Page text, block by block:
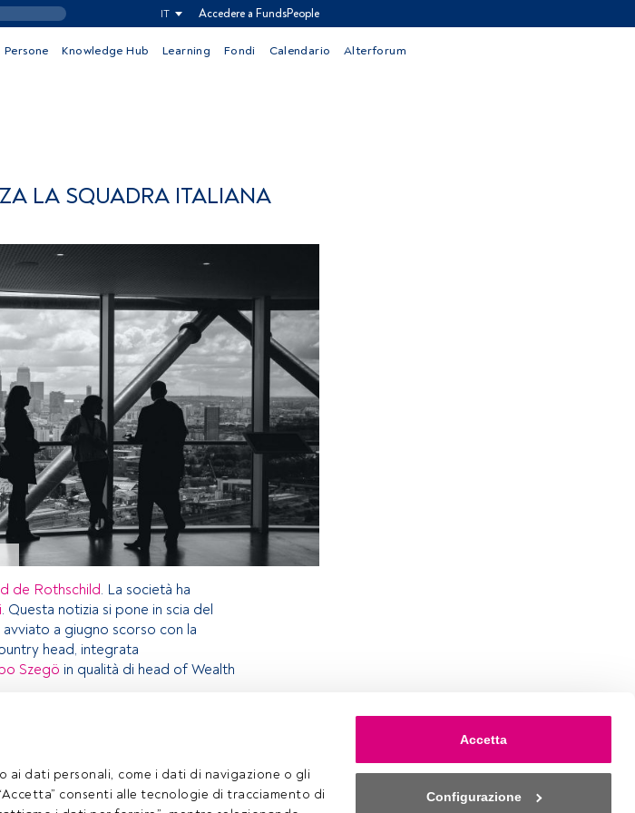
ai dati personali, come i dati di navigazione o gli
consenti alle tecnologie di tracciamento di
Accetta
Configurazione
IT Accedere a FundsPeople
Persone Knowledge Hub Learning Fondi Calendario Alterforum
LA SQUADRA ITALIANA
de Rothschild. La società ha
. Questa notizia si pone in scia del
a giugno scorso con la
head, integrata
Szegö in qualità di head of Wealth
un account, ti invitiamo a
ha da offrire.